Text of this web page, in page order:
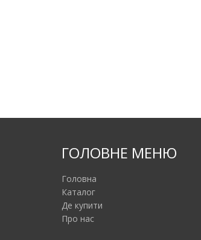
ГОЛОВНЕ МЕНЮ
Головна
Каталог
Де купити
Про нас